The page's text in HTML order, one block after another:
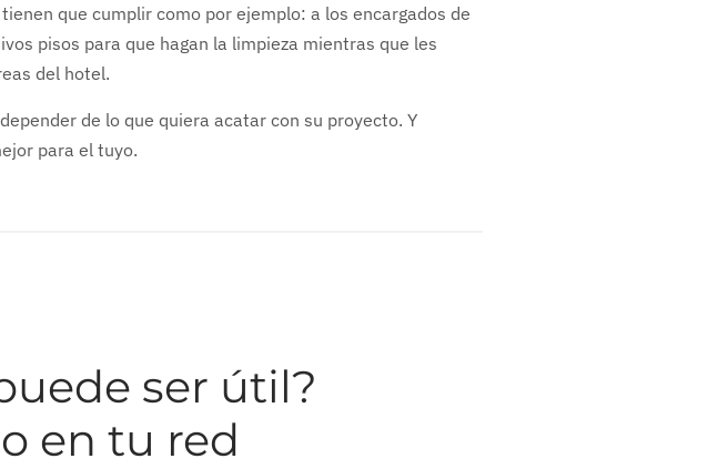
que cumplir como por ejemplo: a los encargados de
pisos para que hagan la limpieza mientras que les
del hotel.
de lo que quiera acatar con su proyecto. Y
para el tuyo.
ser útil?
en tu red